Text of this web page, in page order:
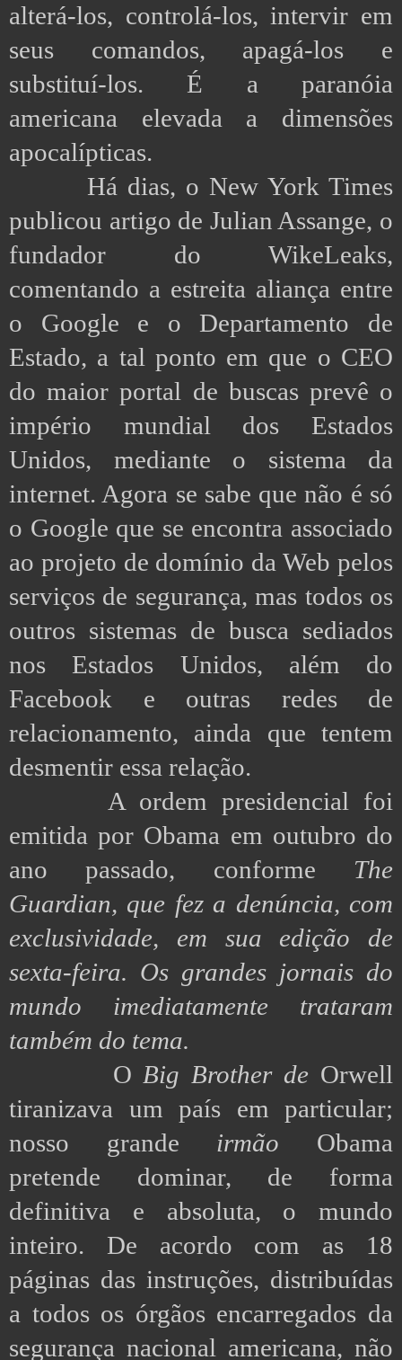
alterá-los, controlá-los, intervir em
seus comandos, apagá-los e
substituí-los. É a paranóia
americana elevada a dimensões
apocalípticas.
Há dias, o New York Times
publicou artigo de Julian Assange, o
fundador do WikeLeaks,
comentando a estreita aliança entre
o Google e o Departamento de
Estado, a tal ponto em que o CEO
do maior portal de buscas prevê o
império mundial dos Estados
Unidos, mediante o sistema da
internet. Agora se sabe que não é só
o Google que se encontra associado
ao projeto de domínio da Web pelos
serviços de segurança, mas todos os
outros sistemas de busca sediados
nos Estados Unidos, além do
Facebook e outras redes de
relacionamento, ainda que tentem
desmentir essa relação.
A ordem presidencial foi
emitida por Obama em outubro do
ano passado, conforme The
Guardian, que fez a denúncia, com
exclusividade, em sua edição de
sexta-feira. Os grandes jornais do
mundo imediatamente trataram
também do tema.
O Big Brother de Orwell
tiranizava um país em particular;
nosso grande irmão Obama
pretende dominar, de forma
definitiva e absoluta, o mundo
inteiro. De acordo com as 18
páginas das instruções, distribuídas
a todos os órgãos encarregados da
segurança nacional americana, não